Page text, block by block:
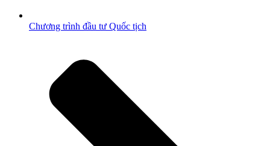
Chương trình đầu tư Quốc tịch